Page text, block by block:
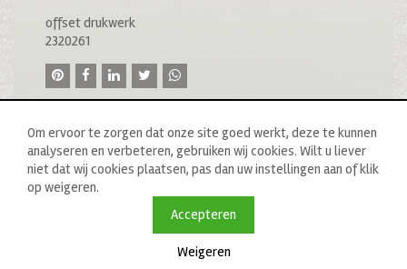
offset drukwerk
2320261
© 2020 drukkerij raddraaier b.v., van ostadestraat 233b, 1073
tn amsterdam, t: 020 673 05 78, f: 020 676 71 00,
info@raddraaierssp.nl
Om ervoor te zorgen dat onze site goed werkt, deze te kunnen
analyseren en verbeteren, gebruiken wij cookies. Wilt u liever
niet dat wij cookies plaatsen, pas dan uw instellingen aan of klik
op weigeren.
Accepteren
Weigeren